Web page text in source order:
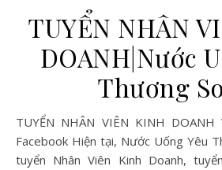
TUYỂN NHÂN
DOANH|Nước
Thương
TUYỂN NHÂN VIÊN KINH DOANH VÀ CỘNG TÁC VIÊN
Facebook Hiện tại, Nước Uống Yêu
tuyển Nhân Viên Kinh Doanh,